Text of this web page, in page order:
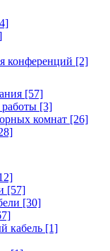
конференций [2]
[57]
[3]
комнат [26]
[57]
[30]
кабель [1]